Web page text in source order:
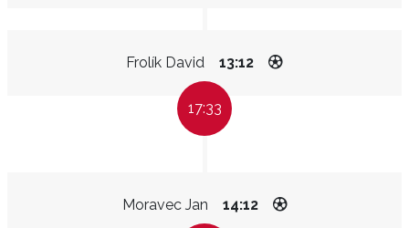
Frolík David 13:12
17:33
Moravec Jan 14:12